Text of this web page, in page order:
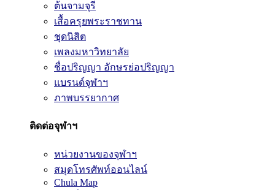
ต้นจามจุรี
เสื้อครุยพระราชทาน
ชุดนิสิต
เพลงมหาวิทยาลัย
ชื่อปริญญา อักษรย่อปริญญา
แบรนด์จุฬาฯ
ภาพบรรยากาศ
ติดต่อจุฬาฯ
หน่วยงานของจุฬาฯ
สมุดโทรศัพท์ออนไลน์
Chula Map